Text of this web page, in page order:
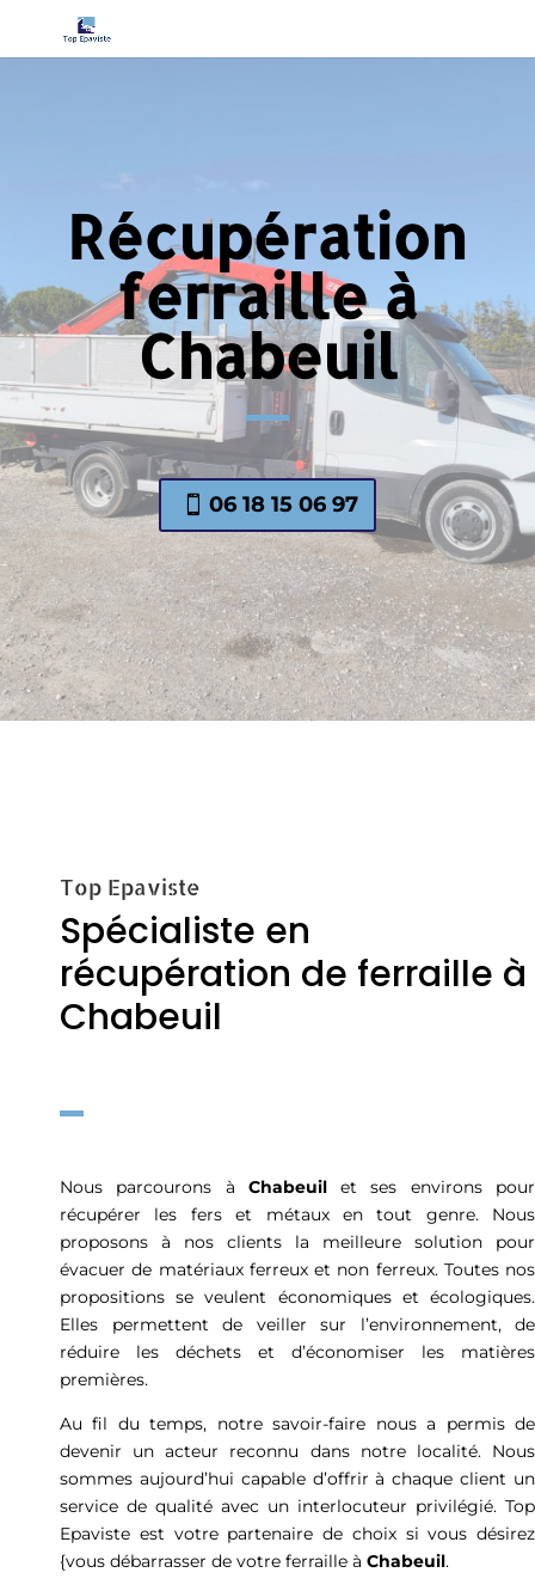
Récupération
ferraille à
Chabeuil
06 18 15 06 97
Top Epaviste
Spécialiste en
récupération de ferraille à
Chabeuil
Nous parcourons à Chabeuilet ses environs pour
récupérer les fers et métaux en tout genre. Nous
proposons à nos clients la meilleure solution pour
évacuer de matériaux ferreux et non ferreux. Toutes nos
propositions se veulent économiques et écologiques.
Elles permettent de veiller sur l’environnement, de
réduire les déchets et d’économiser les matières
premières.
Au fil du temps, notre savoir-faire nous a permis de
devenir un acteur reconnu dans notre localité. Nous
sommes aujourd’hui capable d’offrir à chaque client un
service de qualité avec un interlocuteur privilégié. Top
Epaviste est votre partenaire de choix si vous désirez
{vous débarrasser de votre ferraille à Chabeuil.